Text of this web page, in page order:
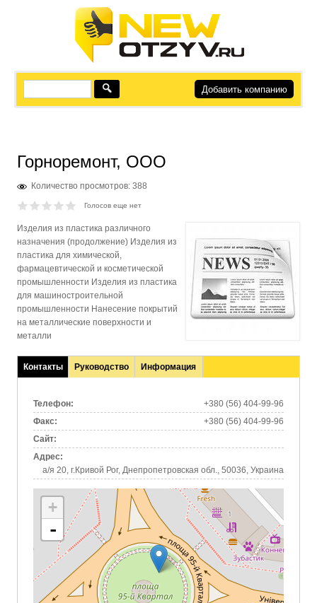
Добавить компанию
Горноремонт, ООО
Количество просмотров: 388
Голосов еще нет
Изделия из пластика различного
назначения (продолжение) Изделия из
пластика для химической,
фармацевтической и косметической
промышленности Изделия из пластика
для машиностроительной
промышленности Нанесение покрытий
на металлические поверхности и
металли
Контакты
(активная
Руководство Информация
Телефон:
+380 (56) 404-99-96
Факс:
+380 (56) 404-99-96
Сайт:
Адрес:
а/я 20, г.Кривой Рог, Днепропетровская обл., 50036, Украина
+
-